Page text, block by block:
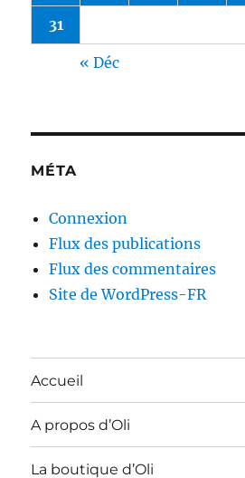
31
« Déc
MÉTA
Connexion
Flux des publications
Flux des commentaires
Site de WordPress-FR
Accueil
A propos d’Oli
La boutique d’Oli